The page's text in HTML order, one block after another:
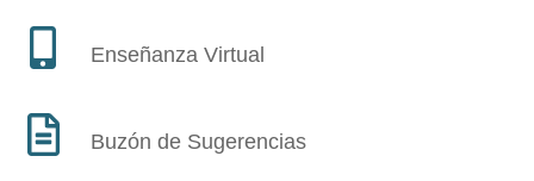
Enseñanza Virtual
Buzón de Sugerencias